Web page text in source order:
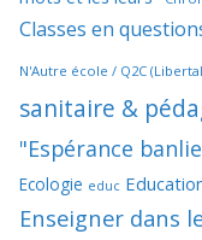
Classes en
N'Autre école / Q2C
sanitaire &
"Espérance
Ecologie educ
Enseigner dans